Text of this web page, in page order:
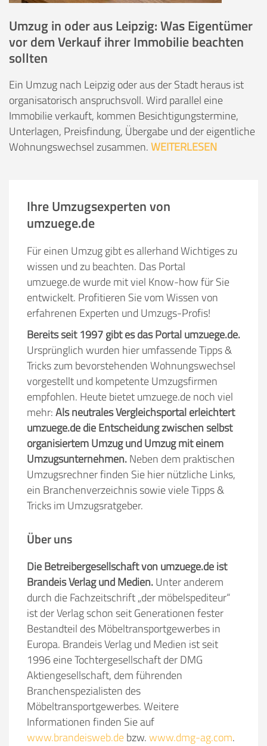
Umzug in oder aus Leipzig: Was Eigentümer
vor dem Verkauf ihrer Immobilie beachten
sollten
Ein Umzug nach Leipzig oder aus der Stadt heraus ist
organisatorisch anspruchsvoll. Wird parallel eine
Immobilie verkauft, kommen Besichtigungstermine,
Unterlagen, Preisfindung, Übergabe und der eigentliche
Wohnungswechsel zusammen.WEITERLESEN
Ihre Umzugsexperten von
umzuege.de
Für einen Umzug gibt es allerhand Wichtiges zu
wissen und zu beachten. Das Portal
umzuege.de wurde mit viel Know-how für Sie
entwickelt. Profitieren Sie vom Wissen von
erfahrenen Experten und Umzugs-Profis!
Bereits seit 1997 gibt es das Portal umzuege.de.
Ursprünglich wurden hier umfassende Tipps &
Tricks zum bevorstehenden Wohnungswechsel
vorgestellt und kompetente Umzugsfirmen
empfohlen. Heute bietet umzuege.de noch viel
mehr:Als neutrales Vergleichsportal erleichtert
umzuege.de die Entscheidung zwischen selbst
organisiertem Umzug und Umzug mit einem
Umzugsunternehmen.Neben dem praktischen
Umzugsrechner finden Sie hier nützliche Links,
ein Branchenverzeichnis sowie viele Tipps &
Tricks im Umzugsratgeber.
Über uns
Die Betreibergesellschaft von umzuege.de ist
Brandeis Verlag und Medien.Unter anderem
durch die Fachzeitschrift „der möbelspediteur“
ist der Verlag schon seit Generationen fester
Bestandteil des Möbeltransportgewerbes in
Europa. Brandeis Verlag und Medien ist seit
1996 eine Tochtergesellschaft der DMG
Aktiengesellschaft, dem führenden
Branchenspezialisten des
Möbeltransportgewerbes. Weitere
Informationen finden Sie auf
www.brandeisweb.debzw.www.dmg-ag.com.